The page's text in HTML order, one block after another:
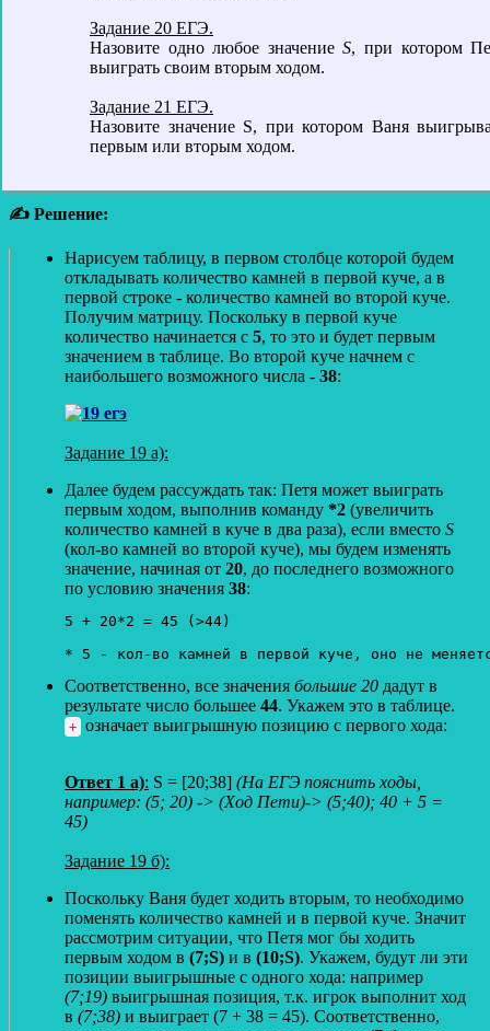
Задание 20 ЕГЭ.
Назовите одно любое значение S, при котором
выиграть своим вторым ходом.
Задание 21 ЕГЭ.
Назовите значение S, при котором Ваня
первым или вторым ходом.
✍ Решение:
Нарисуем таблицу, в первом столбце которой будем
откладывать количество камней в первой куче, а в
первой строке - количество камней во второй куче.
Получим матрицу. Поскольку в первой куче
количество начинается с 5, то это и будет первым
значением в таблице. Во второй куче начнем с
наибольшего возможного числа - 38:
Задание 19 а):
Далее будем рассуждать так: Петя может выиграть
первым ходом, выполнив команду *2 (увеличить
количество камней в куче в два раза), если вместо S
(кол-во камней во второй куче), мы будем изменять
значение, начиная от 20, до последнего возможного
по условию значения 38:
5 + 20*2 = 45 (>44)
Соответственно, все значения большие 20 дадут в
результате число большее 44. Укажем это в таблице.
+ означает выигрышную позицию с первого хода:
Ответ 1 а): S = [20;38] (На ЕГЭ пояснить ходы,
например: (5; 20) -> (Ход Пети)-> (5;40); 40 + 5 =
45)
Задание 19 б):
Поскольку Ваня будет ходить вторым, то необходимо
поменять количество камней и в первой куче. Значит
рассмотрим ситуации, что Петя мог бы ходить
первым ходом в (7;S) и в (10;S). Укажем, будут ли эти
позиции выигрышные с одного хода: например
(7;19) выигрышная позиция, т.к. игрок выполнит ход
в (7;38) и выиграет (7 + 38 = 45). Соответственно,